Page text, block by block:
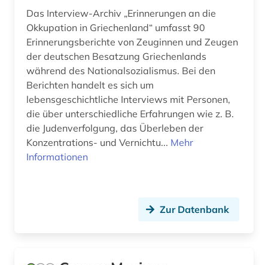
Das Interview-Archiv „Erinnerungen an die
Okkupation in Griechenland“ umfasst 90
Erinnerungsberichte von Zeuginnen und Zeugen
der deutschen Besatzung Griechenlands
während des Nationalsozialismus. Bei den
Berichten handelt es sich um
lebensgeschichtliche Interviews mit Personen,
die über unterschiedliche Erfahrungen wie z. B.
die Judenverfolgung, das Überleben der
Konzentrations- und Vernichtu... Mehr
Informationen
Zur Datenbank